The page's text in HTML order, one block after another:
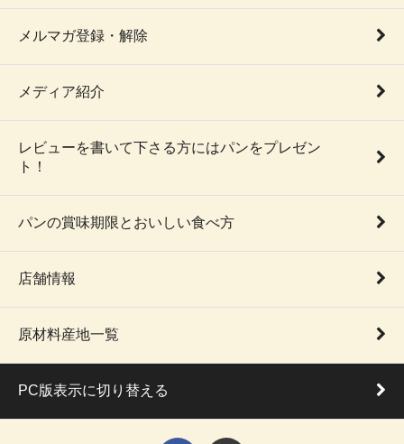
メルマガ登録・解除
メディア紹介
レビューを書いて下さる方にはパンをプレゼン
ト！
パンの賞味期限とおいしい食べ方
店舗情報
原材料産地一覧
PC版表示に切り替える